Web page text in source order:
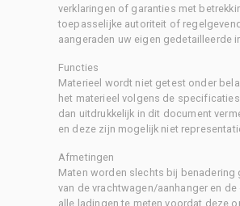
verklaringen of garanties met
toepasselijke autoriteit of
aangeraden uw eigen gedetailleerde
Functies
Materieel wordt niet getest onder
het materieel volgens de
dan uitdrukkelijk in dit document
en deze zijn mogelijk niet
Afmetingen
Maten worden slechts bij benadering
van de vrachtwagen/aanhanger en
alle ladingen te meten voordat deze